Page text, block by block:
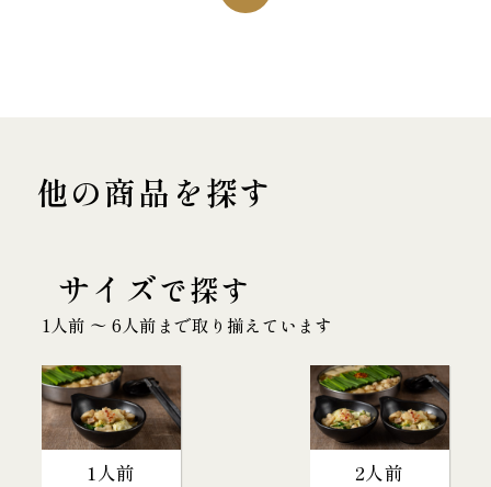
他の商品を探す
サイズで探す
1人前 〜 6人前まで取り揃えています
1人前 2人前